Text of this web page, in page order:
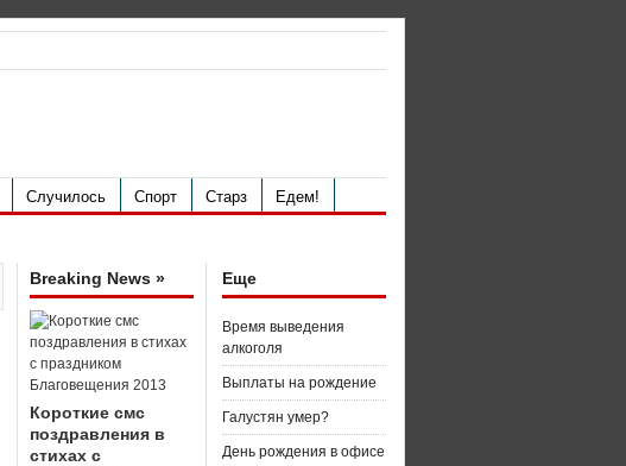
Случилось Спорт Старз
Едем!
Breaking News »
Короткие смс
поздравления в
стихах с
Еще
Время выведения
алкоголя
Выплаты на рождение
Галустян умер?
День рождения в офисе